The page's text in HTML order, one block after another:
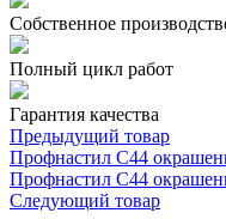
Собственное
Полный цикл работ
Гарантия качества
Предыдущий товар
Профнастил С44
Профнастил С44
Следующий товар